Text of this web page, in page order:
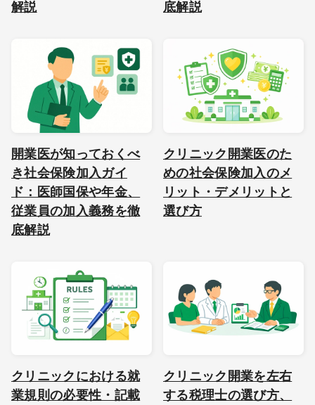
解説
底解説
開業医が知っておくべ
き社会保険加入ガイ
ド：医師国保や年金、
従業員の加入義務を徹
底解説
クリニック開業医のた
めの社会保険加入のメ
リット・デメリットと
選び方
クリニックにおける就
業規則の必要性・記載
クリニック開業を左右
する税理士の選び方、